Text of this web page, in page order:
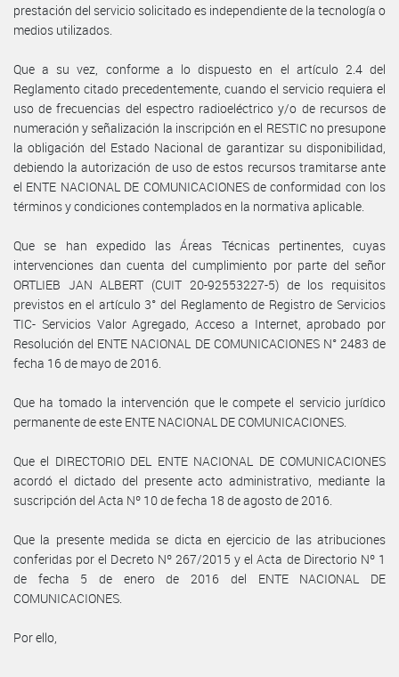
prestación del servicio solicitado es independiente de la tecnología o
medios utilizados.
Que a su vez, conforme a lo dispuesto en el artículo 2.4 del
Reglamento citado precedentemente, cuando el servicio requiera el
uso de frecuencias del espectro radioeléctrico y/o de recursos de
numeración y señalización la inscripción en el RESTIC no presupone
la obligación del Estado Nacional de garantizar su disponibilidad,
debiendo la autorización de uso de estos recursos tramitarse ante
el ENTE NACIONAL DE COMUNICACIONES de conformidad con los
términos y condiciones contemplados en la normativa aplicable.
Que se han expedido las Áreas Técnicas pertinentes, cuyas
intervenciones dan cuenta del cumplimiento por parte del señor
ORTLIEB JAN ALBERT (CUIT 20-92553227-5) de los requisitos
previstos en el artículo 3° del Reglamento de Registro de Servicios
TIC- Servicios Valor Agregado, Acceso a Internet, aprobado por
Resolución del ENTE NACIONAL DE COMUNICACIONES N° 2483 de
fecha 16 de mayo de 2016.
Que ha tomado la intervención que le compete el servicio jurídico
permanente de este ENTE NACIONAL DE COMUNICACIONES.
Que el DIRECTORIO DEL ENTE NACIONAL DE COMUNICACIONES
acordó el dictado del presente acto administrativo, mediante la
suscripción del Acta Nº 10 de fecha 18 de agosto de 2016.
Que la presente medida se dicta en ejercicio de las atribuciones
conferidas por el Decreto Nº 267/2015 y el Acta de Directorio Nº 1
de fecha 5 de enero de 2016 del ENTE NACIONAL DE
COMUNICACIONES.
Por ello,